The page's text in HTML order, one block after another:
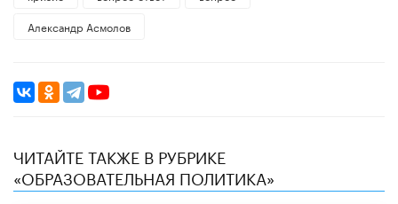
Александр Асмолов
ЧИТАЙТЕ ТАКЖЕ В РУБРИКЕ
«ОБРАЗОВАТЕЛЬНАЯ ПОЛИТИКА»